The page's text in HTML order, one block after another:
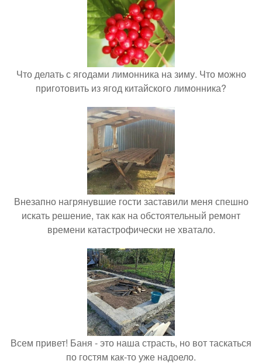
Что делать с ягодами лимонника на зиму. Что можно
приготовить из ягод китайского лимонника?
Внезапно нагрянувшие гости заставили меня спешно
искать решение, так как на обстоятельный ремонт
времени катастрофически не хватало.
Всем привет! Баня - это наша страсть, но вот таскаться
по гостям как-то уже надоело.